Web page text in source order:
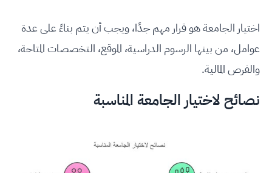
اختيار الجامعة هو قرار مهم جدًا، ويجب أن يتم بناءً على عدة
عوامل، من بينها الرسوم الدراسية، الموقع، التخصصات المتاحة،
والفرص المالية.
نصائح لاختيار الجامعة المناسبة